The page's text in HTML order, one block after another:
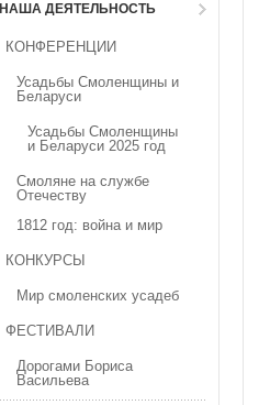
НАША ДЕЯТЕЛЬНОСТЬ
КОНФЕРЕНЦИИ
Усадьбы Смоленщины и
Беларуси
Усадьбы Смоленщины
и Беларуси 2025 год
Смоляне на службе
Отечеству
1812 год: война и мир
КОНКУРСЫ
Мир смоленских усадеб
ФЕСТИВАЛИ
Дорогами Бориса
Васильева